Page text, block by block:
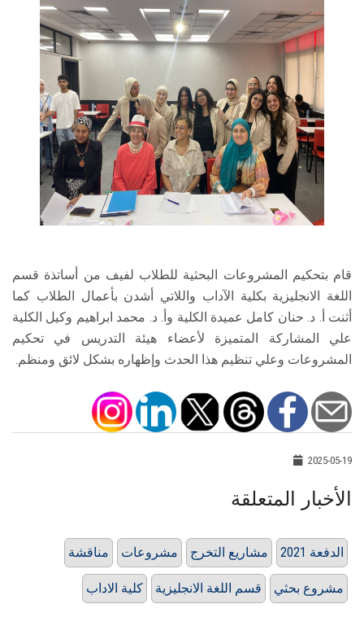
قام بتحكيم المشروعات البحثية للطلاب لفيف من أساتذة قسم
اللغة الانجليزية بكلية الآداب واللاتي أشدن بأعمال الطلاب كما
أثنت أ. د. حنان كامل عميدة الكلية وأ. د. محمد ابراهيم وكيل الكلية
علي المشاركة المتميزة لأعضاء هيئة التدريس في تحكيم
المشروعات وعلي تنظيم هذا الحدث وإظهاره بشكل لائق ومنظم.
2025-05-19
الأخبار المتعلقة
مناقشة مشروعات مشاريع التخرج الدفعة 2021
كلية الاداب قسم اللغة الانجليزية مشروع بحثي